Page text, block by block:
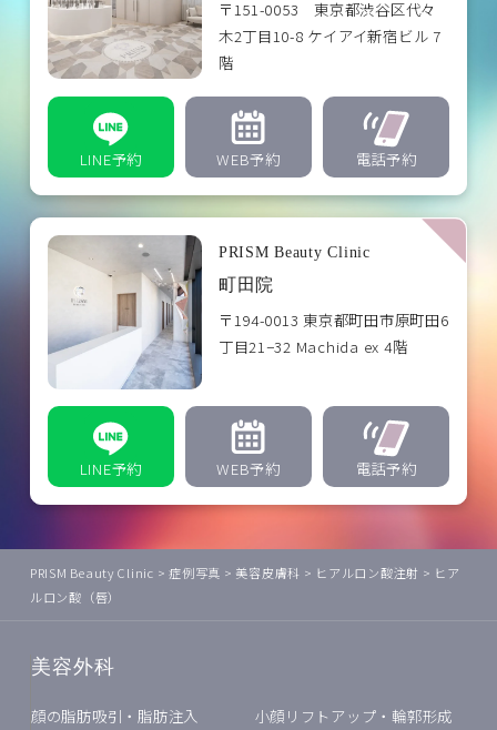
〒151-0053 東京都渋谷区代々
木2丁目10-8 ケイアイ新宿ビル 7
階
LINE予約 WEB予約 電話予約
PRISM Beauty Clinic
町田院
〒194-0013 東京都町田市原町田6
丁目21−32 Machida ex 4階
LINE予約 WEB予約 電話予約
PRISM Beauty Clinic >症例写真 > 美容皮膚科 > ヒアルロン酸注射 > ヒア
ルロン酸（唇）
美容外科
顔の脂肪吸引・脂肪注入 小顔リフトアップ・輪郭形成